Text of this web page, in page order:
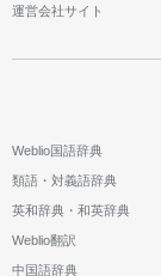
運営会社サイト
Weblio国語辞典
類語・対義語辞典
英和辞典・和英辞典
Weblio翻訳
中国語辞典